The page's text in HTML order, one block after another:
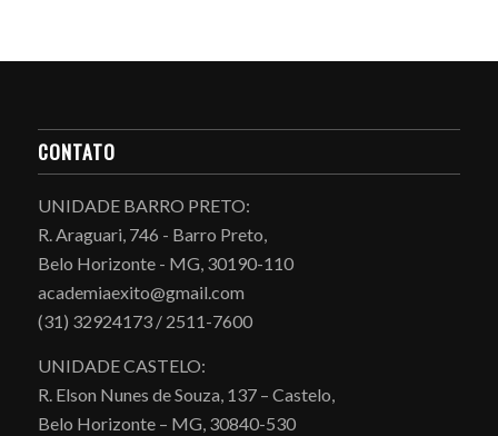
CONTATO
UNIDADE BARRO PRETO:
R. Araguari, 746 - Barro Preto,
Belo Horizonte - MG, 30190-110
academiaexito@gmail.com
(31) 32924173 / 2511-7600
UNIDADE CASTELO:
R. Elson Nunes de Souza, 137 – Castelo,
Belo Horizonte – MG, 30840-530